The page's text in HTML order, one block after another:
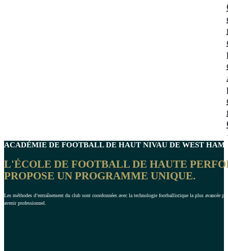
ACADÉMIE DE FOOTBALL DE HAUT NIVAU DE WEST HAM
L'ÉCOLE DE FOOTBALL DE HAUTE
PROPOSE UN PROGRAMME UNIQUE.
Les méthodes d’entraînement du club sont coordonnées avec la technologie footballistique la plus avancée
avenir professionnel.